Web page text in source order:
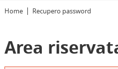
Home Recupero password
Area